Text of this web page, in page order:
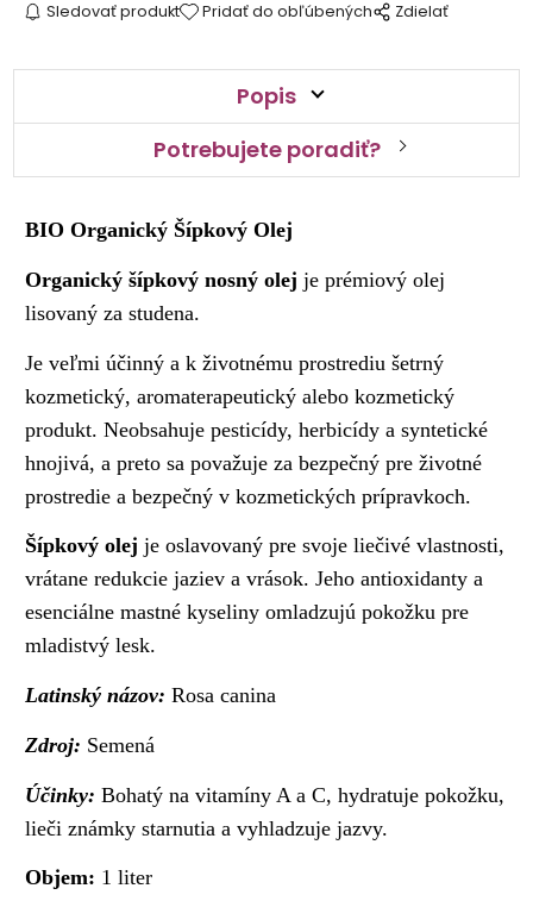
Sledovať produkt Pridať do obľúbených Zdielať
Popis
Potrebujete poradiť?
BIO Organický Šípkový Olej
Organický šípkový nosný olejje prémiový olej
lisovaný za studena.
Je veľmi účinný a k životnému prostrediu šetrný
kozmetický, aromaterapeutický alebo kozmetický
produkt. Neobsahuje pesticídy, herbicídy a syntetické
hnojivá, a preto sa považuje za bezpečný pre životné
prostredie a bezpečný v kozmetických prípravkoch.
Šípkový olej je oslavovaný pre svoje liečivé vlastnosti,
vrátane redukcie jaziev a vrások. Jeho antioxidanty a
esenciálne mastné kyseliny omladzujú pokožku pre
mladistvý lesk.
Latinský názov: Rosa canina
Zdroj: Semená
Účinky: Bohatý na vitamíny A a C, hydratuje pokožku,
lieči známky starnutia a vyhladzuje jazvy.
Objem: 1 liter